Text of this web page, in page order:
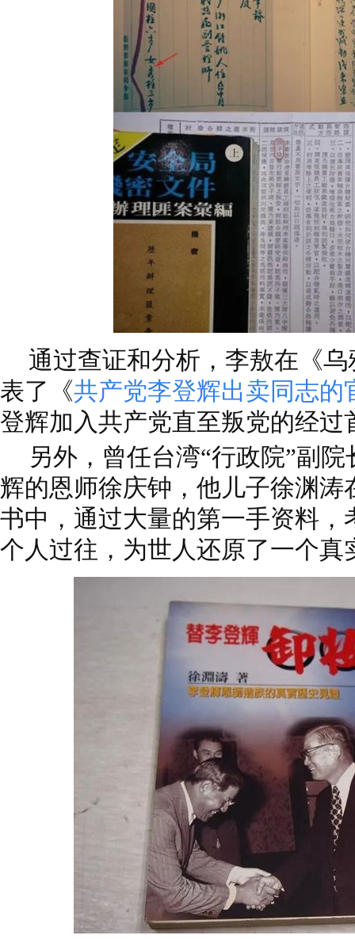
通过查证和分析，李敖在《
表了《共产党李登辉出卖同志的
登辉加入共产党直至叛党的经过
另外，曾任台湾“行政院”副
辉的恩师徐庆钟，他儿子徐渊涛
书中，通过大量的第一手资料，
个人过往，为世人还原了一个真